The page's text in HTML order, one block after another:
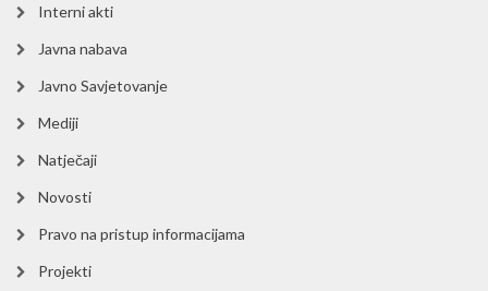
Interni akti
Javna nabava
Javno Savjetovanje
Mediji
Natječaji
Novosti
Pravo na pristup informacijama
Projekti